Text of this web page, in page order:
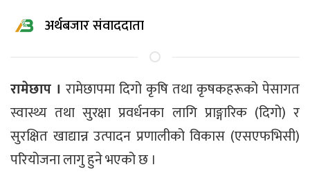
अर्थबजार संवाददाता
रामेछाप । रामेछापमा दिगो कृषि तथा कृषकहरूको पेसागत
स्वास्थ्य तथा सुरक्षा प्रवर्धनका लागि प्राङ्गारिक (दिगो) र
सुरक्षित खाद्यान्न उत्पादन प्रणालीको विकास (एसएफभिसी)
परियोजना लागु हुने भएको छ ।